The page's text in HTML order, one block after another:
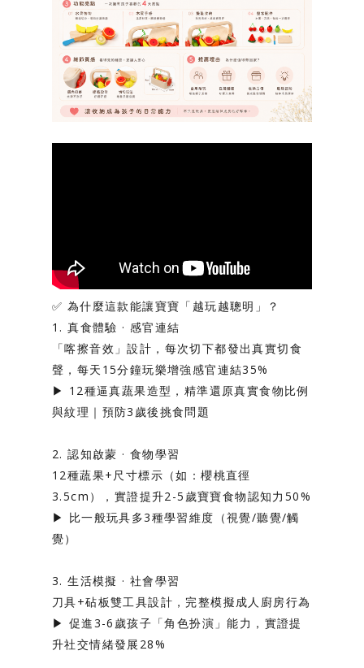
✅ 為什麼這款能讓寶寶「越玩越聰明」？
1. 真食體驗 · 感官連結
「喀擦音效」設計，每次切下都發出真實切食
聲，每天15分鐘玩樂增強感官連結35%
▶️ 12種逼真蔬果造型，精準還原真實食物比例
與紋理｜預防3歲後挑食問題
2. 認知啟蒙 · 食物學習
12種蔬果+尺寸標示（如：櫻桃直徑
3.5cm），實證提升2-5歲寶寶食物認知力50%
▶️ 比一般玩具多3種學習維度（視覺/聽覺/觸
覺）
3. 生活模擬 · 社會學習
刀具+砧板雙工具設計，完整模擬成人廚房行為
▶️ 促進3-6歲孩子「角色扮演」能力，實證提
升社交情緒發展28%